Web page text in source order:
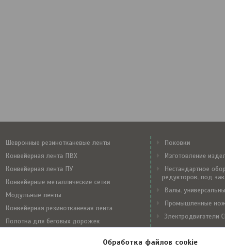
Шевронные резинотканевые ленты
Конвейерная лента ПВХ
Конвейерная лента ПУ
Конвейерные металлические сетки
Модульные ленты
Конвейерная резинотканевая лента
Полотна для беговых дорожек
Поковки
Изготовление
Нестандартное
редукторов, под
Валы,
Промышленные
Электродвигатели
Редукторы
Вариаторы Chiaravalli
Обработка файлов cookie